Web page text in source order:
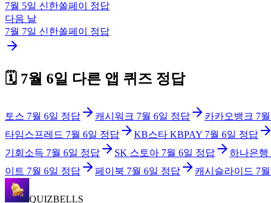
7월 5일 신한쏠페이
정답
다음 날
7월 7일 신한쏠페이 정답
🗓️ 7월 6일 다른 앱 퀴즈 정답
토스 7월 6일 정답 캐시워크 7월 6일 정답 카카오뱅크 7
타임스프레드 7월 6일 정답 KB스타 KBPAY 7월 6일 정답
기회소득 7월 6일 정답 SK 스토아 7월 6일 정답 하나은행
이트 7월 6일 정답 페이북 7월 6일 정답 캐시슬라이드 7
QUIZBELLS